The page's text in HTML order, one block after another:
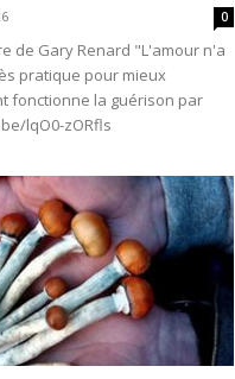
0
de Gary Renard "L'amour n'a
pratique pour mieux
fonctionne la guérison par
lqO0-zORfls